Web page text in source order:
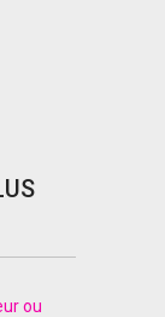
ou